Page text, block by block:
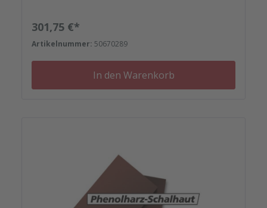
Nieten, Schrauben, Kunststoffeinsätzen bis zu
Reparaturplättchen.Diese Schalhaut
besteht aufgrund ihrer Größe aus einer zweigeteilten
Platte mit V-Nut.
Regulärer Preis:
301,75 €*
Artikelnummer: 50670289
In den Warenkorb